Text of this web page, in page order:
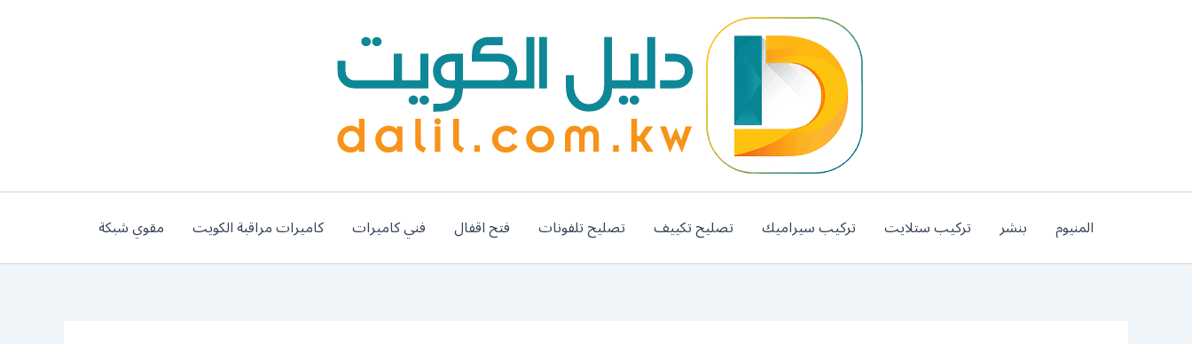
المنيوم بنشر تركيب ستلايت تركيب سيراميك تصليح تكييف تصليح تلفونات فتح اقفال فني كاميرات كاميرات مراقبة الكويت مقوي شبكة